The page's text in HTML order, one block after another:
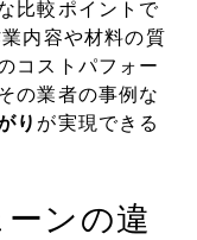
比較ポイントで
内容や材料の質
コストパフォー
の業者の事例な
り が実現できる
ンの違